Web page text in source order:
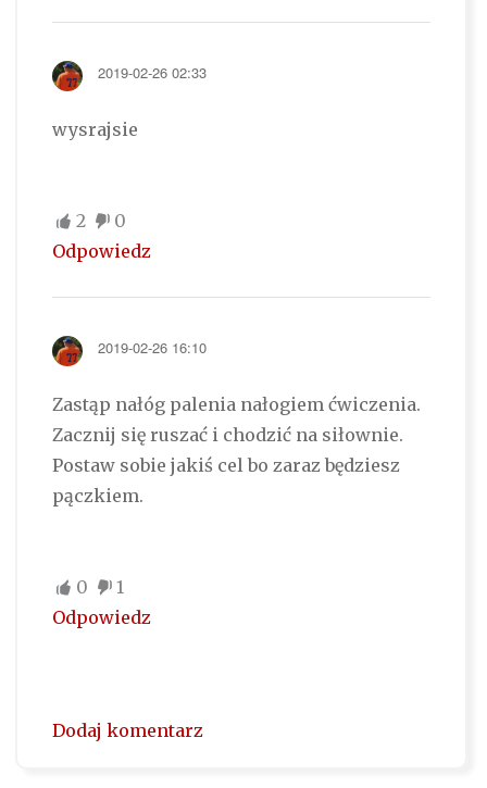
2019-02-26 02:33
wysrajsie
2
0
Odpowiedz
2019-02-26 16:10
Zastąp nałóg palenia nałogiem ćwiczenia.
Zacznij się ruszać i chodzić na siłownie.
Postaw sobie jakiś cel bo zaraz będziesz
pączkiem.
0
1
Odpowiedz
Dodaj komentarz